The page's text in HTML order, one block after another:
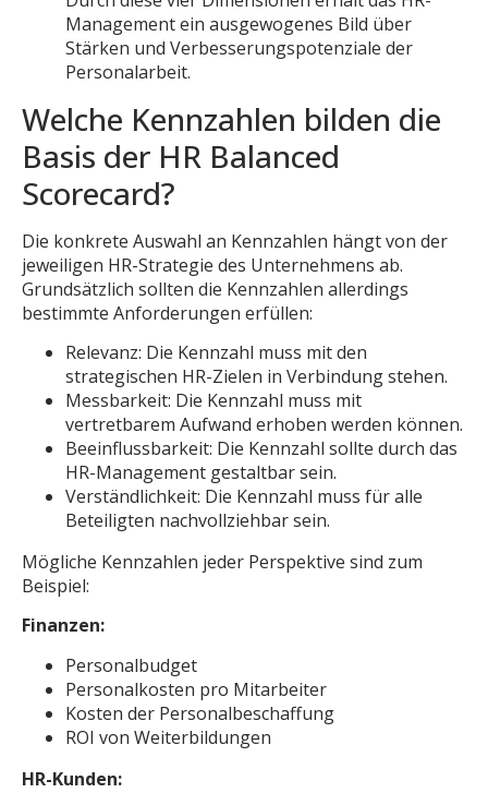
Management ein ausgewogenes Bild über
Stärken und Verbesserungspotenziale der
Personalarbeit.
Welche Kennzahlen bilden die
Basis der HR Balanced
Scorecard?
Die konkrete Auswahl an Kennzahlen hängt von der
jeweiligen HR-Strategie des Unternehmens ab.
Grundsätzlich sollten die Kennzahlen allerdings
bestimmte Anforderungen erfüllen:
Relevanz: Die Kennzahl muss mit den
strategischen HR-Zielen in Verbindung stehen.
Messbarkeit: Die Kennzahl muss mit
vertretbarem Aufwand erhoben werden können.
Beeinflussbarkeit: Die Kennzahl sollte durch das
HR-Management gestaltbar sein.
Verständlichkeit: Die Kennzahl muss für alle
Beteiligten nachvollziehbar sein.
Mögliche Kennzahlen jeder Perspektive sind zum
Beispiel:
Finanzen:
Personalbudget
Personalkosten pro Mitarbeiter
Kosten der Personalbeschaffung
ROI von Weiterbildungen
HR-Kunden: